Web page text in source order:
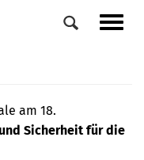
am 18.
Sicherheit für die